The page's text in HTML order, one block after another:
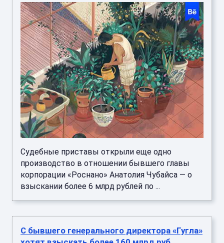
Судебные приставы открыли еще одно
производство в отношении бывшего главы
корпорации «Роснано» Анатолия Чубайса — о
взыскании более 6 млрд рублей по ...
С бывшего генерального директора «Гугла»